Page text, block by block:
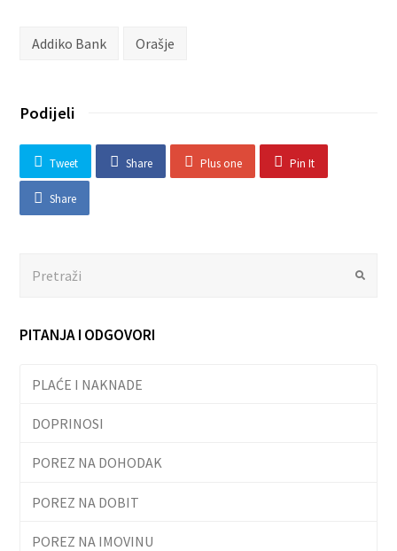
Addiko Bank Orašje
Podijeli
Tweet Share Plus one Pin It
Share
PITANJA I ODGOVORI
PLAĆE I NAKNADE
DOPRINOSI
POREZ NA DOHODAK
POREZ NA DOBIT
POREZ NA IMOVINU